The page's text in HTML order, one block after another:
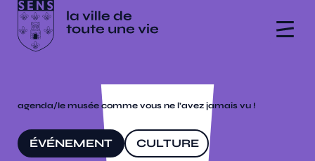
agenda/le musée comme vous ne l’avez jamais vu !
ÉVÉNEMENT CULTURE